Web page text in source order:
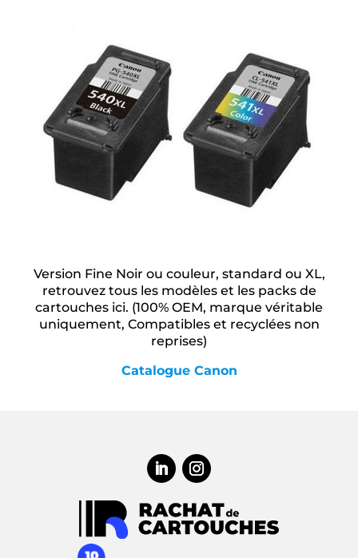
Version Fine Noir ou couleur, standard ou XL,
retrouvez tous les modèles et les packs de
cartouches ici. (100% OEM, marque véritable
uniquement, Compatibles et recyclées non
reprises)
Catalogue Canon